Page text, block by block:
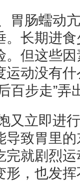
胃肠蠕动
。长期进
。但这些
运动没有
百步走”弄
又立即进
导致胃里
完就剧烈
形，也发